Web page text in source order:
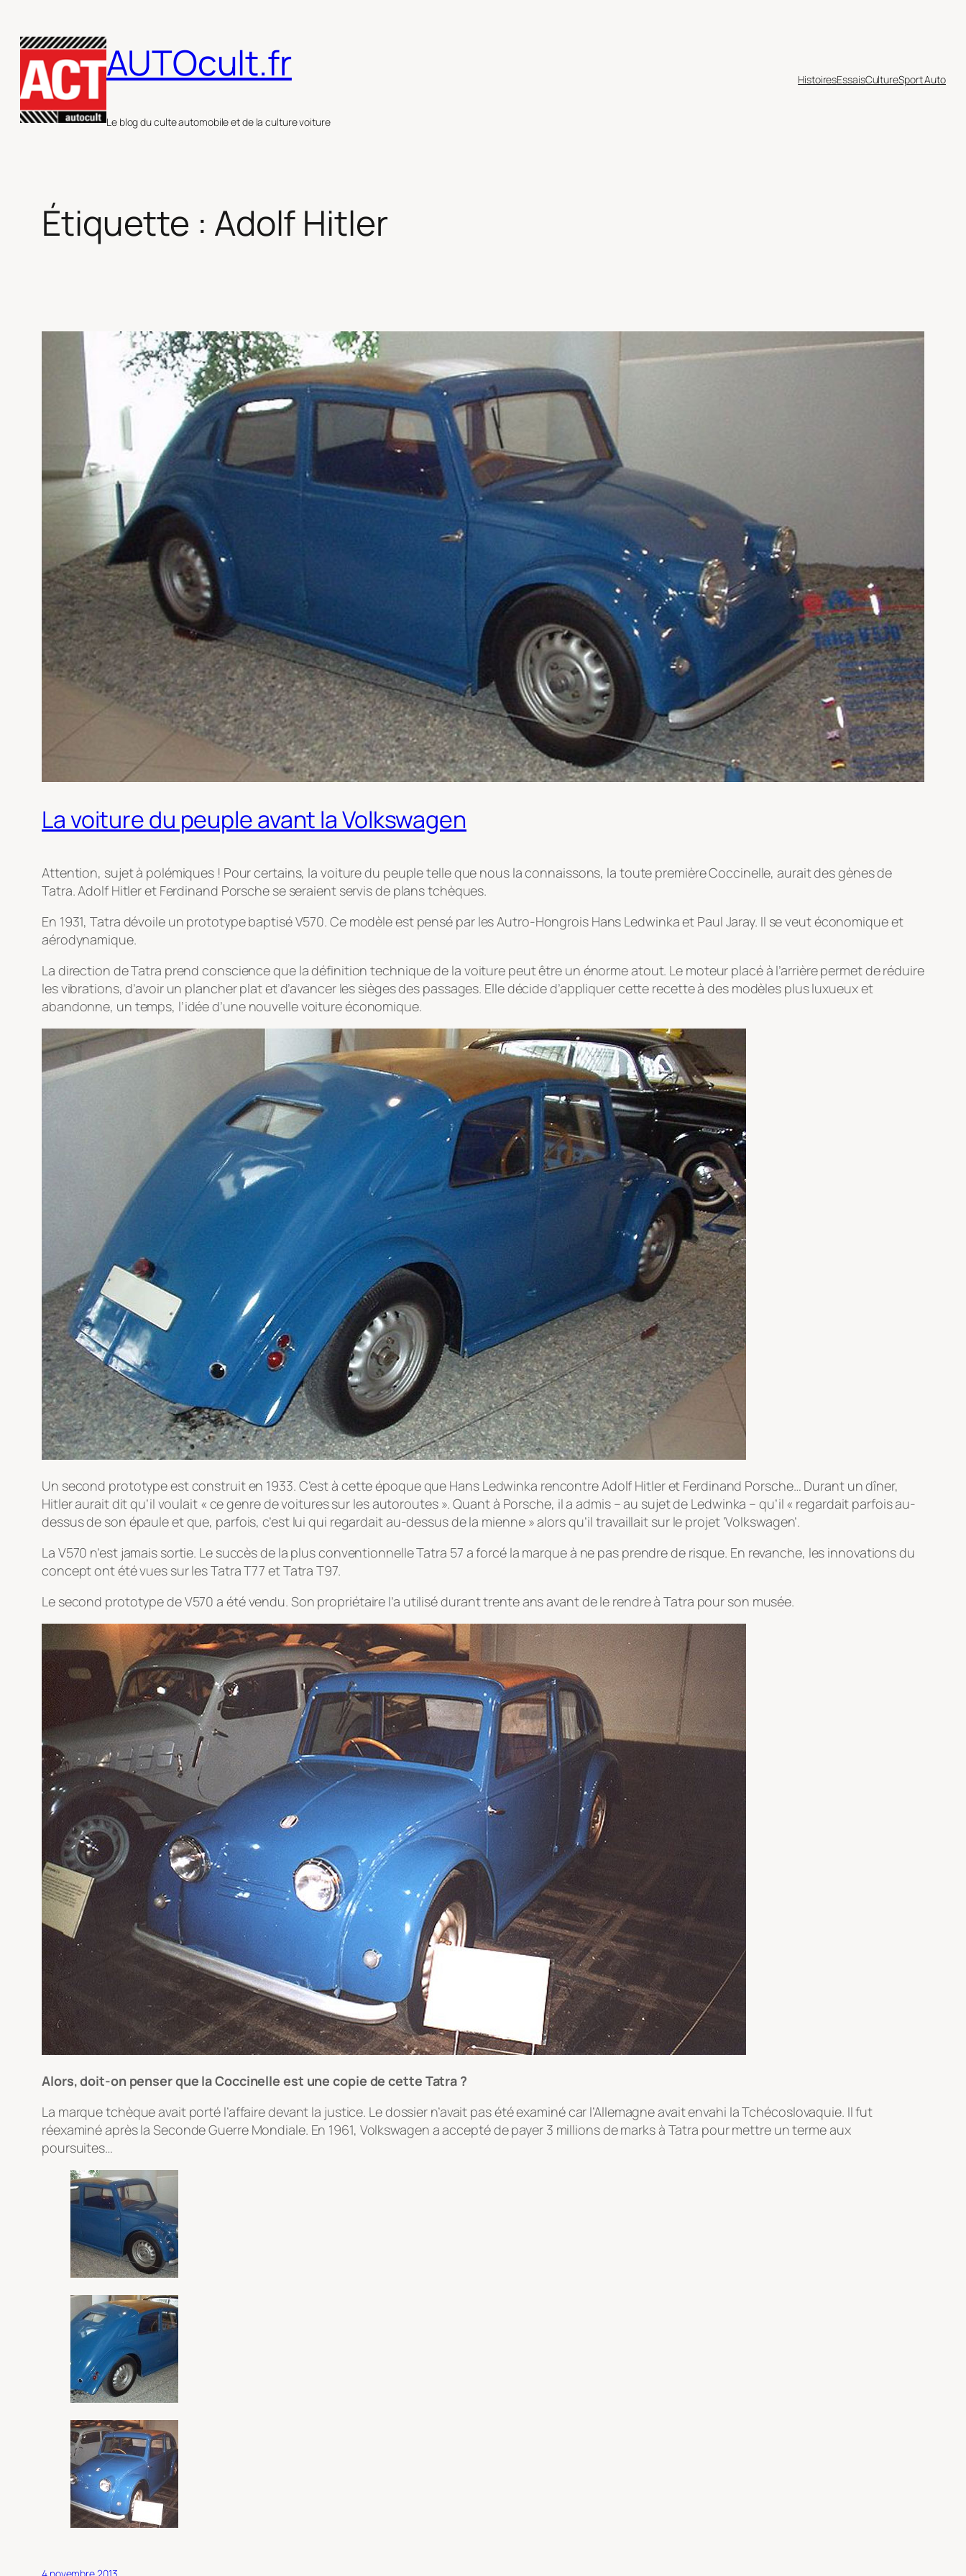
au
contenu
AUTOcult.fr
Le blog du culte automobile et de la culture voiture
HistoiresEssaisCultureSport Auto
Étiquette : Adolf Hitler
La voiture du peuple avant la Volkswagen
Attention, sujet à polémiques ! Pour certains, la voiture du peuple telle que nous la connaissons, la toute première Coccinelle, aurait des gènes de
Tatra. Adolf Hitler et Ferdinand Porsche se seraient servis de plans tchèques.
En 1931, Tatra dévoile un prototype baptisé V570. Ce modèle est pensé par les Autro-Hongrois Hans Ledwinka et Paul Jaray. Il se veut économique et
aérodynamique.
La direction de Tatra prend conscience que la définition technique de la voiture peut être un énorme atout. Le moteur placé à l’arrière permet de réduire
les vibrations, d’avoir un plancher plat et d’avancer les sièges des passages. Elle décide d’appliquer cette recette à des modèles plus luxueux et
abandonne, un temps, l’idée d’une nouvelle voiture économique.
Un second prototype est construit en 1933. C’est à cette époque que Hans Ledwinka rencontre Adolf Hitler et Ferdinand Porsche… Durant un dîner,
Hitler aurait dit qu’il voulait « ce genre de voitures sur les autoroutes ». Quant à Porsche, il a admis – au sujet de Ledwinka – qu’il « regardait parfois au-
dessus de son épaule et que, parfois, c’est lui qui regardait au-dessus de la mienne » alors qu’il travaillait sur le projet ‘Volkswagen’.
La V570 n’est jamais sortie. Le succès de la plus conventionnelle Tatra 57 a forcé la marque à ne pas prendre de risque. En revanche, les innovations du
concept ont été vues sur les Tatra T77 et Tatra T97.
Le second prototype de V570 a été vendu. Son propriétaire l’a utilisé durant trente ans avant de le rendre à Tatra pour son musée.
Alors, doit-on penser que la Coccinelle est une copie de cette Tatra ?
La marque tchèque avait porté l’affaire devant la justice. Le dossier n’avait pas été examiné car l’Allemagne avait envahi la Tchécoslovaquie. Il fut
réexaminé après la Seconde Guerre Mondiale. En 1961, Volkswagen a accepté de payer 3 millions de marks à Tatra pour mettre un terme aux
poursuites…